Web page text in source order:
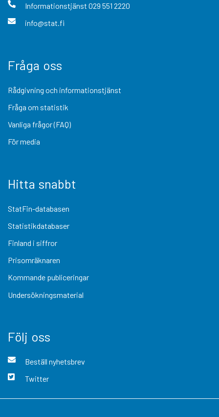
Informationstjänst 029 551 2220
info@stat.fi
Fråga oss
Rådgivning och informationstjänst
Fråga om statistik
Vanliga frågor (FAQ)
För media
Hitta snabbt
StatFin-databasen
Statistikdatabaser
Finland i siffror
Prisomräknaren
Kommande publiceringar
Undersökningsmaterial
Följ oss
Beställ nyhetsbrev
Twitter